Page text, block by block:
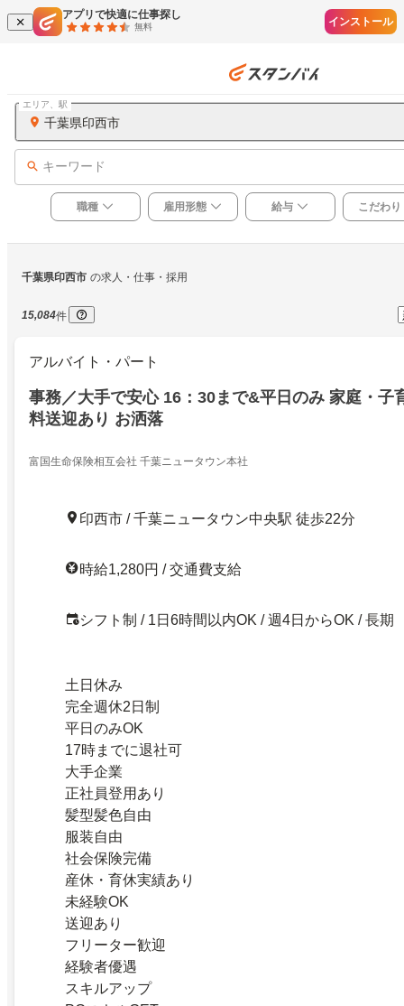
アプリで快適に仕事探し
無料 インストール
千葉県印西市
エリア、駅
キーワード
職種 雇用形態 給与 こだわり
千葉県印西市 の求人・仕事・採用
15,084件
アルバイト・パート
事務／大手で安心 16：30まで&平日のみ 家庭・子
料送迎あり お洒落
富国生命保険相互会社 千葉ニュータウン本社
印西市 / 千葉ニュータウン中央駅 徒歩22分
時給1,280円 / 交通費支給
シフト制 / 1日6時間以内OK / 週4日からOK / 長期
土日休み
完全週休2日制
平日のみOK
17時までに退社可
大手企業
正社員登用あり
髪型髪色自由
服装自由
社会保険完備
産休・育休実績あり
未経験OK
送迎あり
フリーター歓迎
経験者優遇
スキルアップ